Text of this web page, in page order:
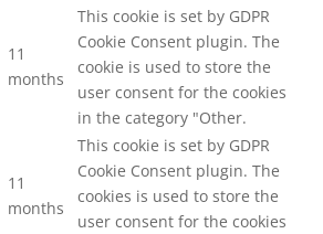
11
months
This cookie is set by GDPR
Cookie Consent plugin. The
cookie is used to store the
user consent for the cookies
in the category "Other.
11
months
This cookie is set by GDPR
Cookie Consent plugin. The
cookies is used to store the
user consent for the cookies